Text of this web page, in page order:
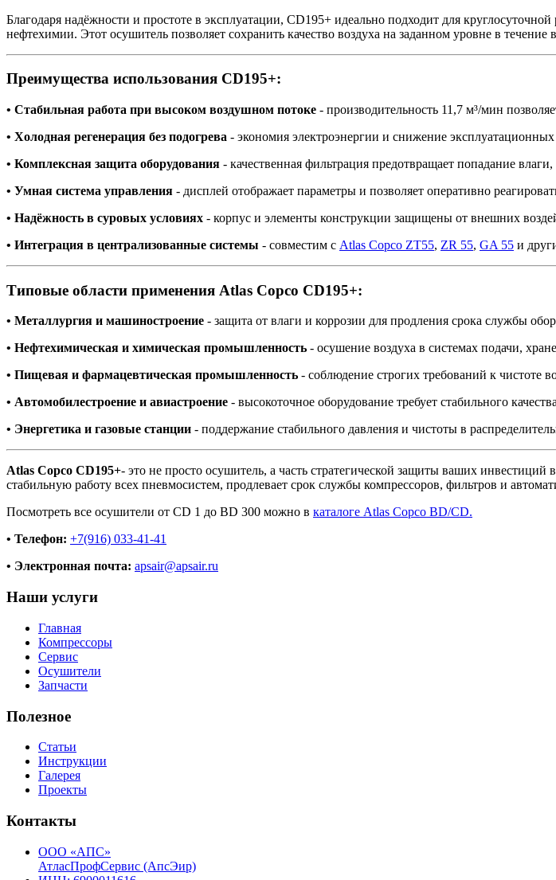
Благодаря надёжности и простоте в эксплуатации, CD195+ идеально подходит для
нефтехимии. Этот осушитель позволяет сохранить качество воздуха на заданном уровне в
Преимущества использования CD195+:
• Стабильная работа при высоком воздушном потоке - производительность 11,7 м³/мин
• Холодная регенерация без подогрева - экономия электроэнергии и снижение эксплуатационных
• Комплексная защита оборудования - качественная фильтрация предотвращает попадание
• Умная система управления - дисплей отображает параметры и позволяет оперативно
• Надёжность в суровых условиях - корпус и элементы конструкции защищены от внешних
• Интеграция в централизованные системы - совместим с Atlas Copco ZT55, ZR 55, GA 55 и
Типовые области применения Atlas Copco CD195+:
• Металлургия и машиностроение - защита от влаги и коррозии для продления срока службы
• Нефтехимическая и химическая промышленность - осушение воздуха в системах подачи,
• Пищевая и фармацевтическая промышленность - соблюдение строгих требований к чистоте
• Автомобилестроение и авиастроение - высокоточное оборудование требует стабильного
• Энергетика и газовые станции - поддержание стабильного давления и чистоты в
Atlas Copco CD195+- это не просто осушитель, а часть стратегической защиты ваших
стабильную работу всех пневмосистем, продлевает срок службы компрессоров, фильтров и
Посмотреть все осушители от CD 1 до BD 300 можно в каталоге Atlas Copco BD/CD.
• Телефон: +7(916) 033-41-41
• Электронная почта: apsair@apsair.ru
Наши услуги
Главная
Компрессоры
Сервис
Осушители
Запчасти
Полезное
Статьи
Инструкции
Галерея
Проекты
Контакты
ООО «АПС»
АтласПрофСервис (АпсЭир)